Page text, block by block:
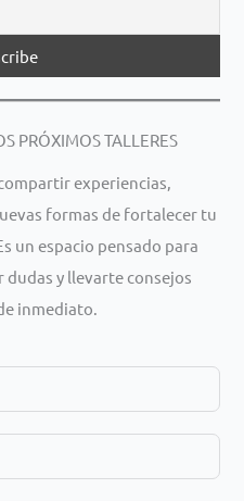
PRÓXIMOS TALLERES
experiencias,
formas de fortalecer tu
un espacio pensado para
y llevarte consejos
inmediato.